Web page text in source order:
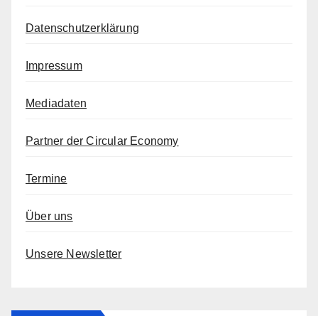
Datenschutzerklärung
Impressum
Mediadaten
Partner der Circular Economy
Termine
Über uns
Unsere Newsletter